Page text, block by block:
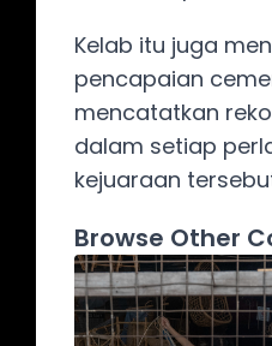
Kelab itu juga
pencapaian
mencatatkan
dalam setiap
kejuaraan
Browse Other